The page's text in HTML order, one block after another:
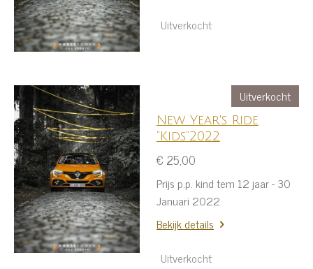
Uitverkocht
Uitverkocht
New Year's Ride
“Kids”2022
€ 25,00
Prijs p.p. kind tem 12 jaar - 30
Januari 2022
Bekijk details
Uitverkocht